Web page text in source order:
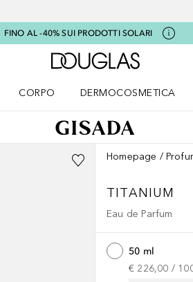
FINO AL -40% SUI PRODOTTI SOLARI
A Douglas
CORPO
DERMOCOSMETICA
Homepage
TITANIUM
Eau de Parfum
50 ml
€ 226,00 /